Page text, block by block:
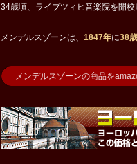
34歳頃、ライプツィヒ音楽院を開校
メンデルスゾーンは、 1847年に38歳
メンデルスゾーンの商品を